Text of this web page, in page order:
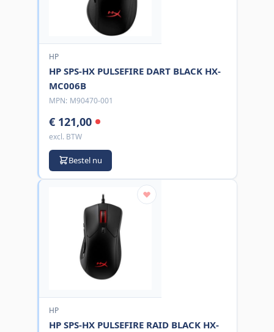
HP
HP SPS-HX PULSEFIRE DART BLACK HX-
MC006B
MPN: M90470-001
€ 121,00
excl. BTW
Bestel nu
HP
HP SPS-HX PULSEFIRE RAID BLACK HX-